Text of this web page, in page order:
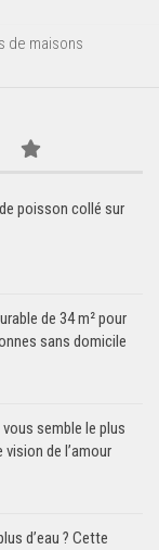
de maisons
poisson collé sur
de 34 m² pour
sans domicile
semble le plus
de l’amour
d’eau ? Cette